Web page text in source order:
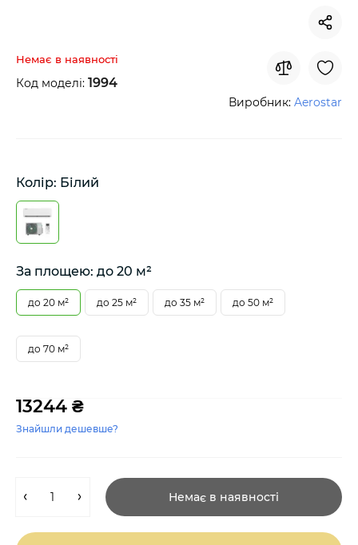
Немає в наявності
Код моделі: 1994
Виробник: Aerostar
Колір: Білий
За площею: до 20 м²
до 20 м² до 25 м² до 35 м² до 50 м²
до 70 м²
13244 ₴
Знайшли дешевше?
Немає в наявності